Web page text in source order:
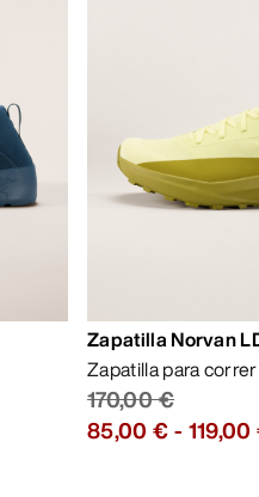
Zapatilla Norvan
Zapatilla para
170,00 €
85,00 €-